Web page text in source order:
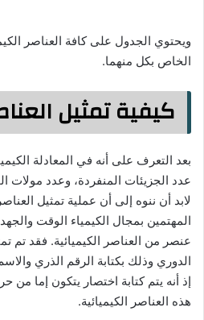
ويحتوي الجدول على كافة العناصر
الخاص بكل منهما.
كيفية تمثيل
بعد التعرف على أنه في المعادلة
عدد الجزيئات المنفردة، وعدد مولات
لابد أن ننوه إلى أن عملية تمثيل
المهتمين بمجال الكيمياء الوقت
عنصر من العناصر الكيميائية. فقد تم
الدوري وذلك بكتابة الرقم الذري
إذ أنه يتم كتابة اختصار يتكون إما من
هذه العناصر الكيميائية.